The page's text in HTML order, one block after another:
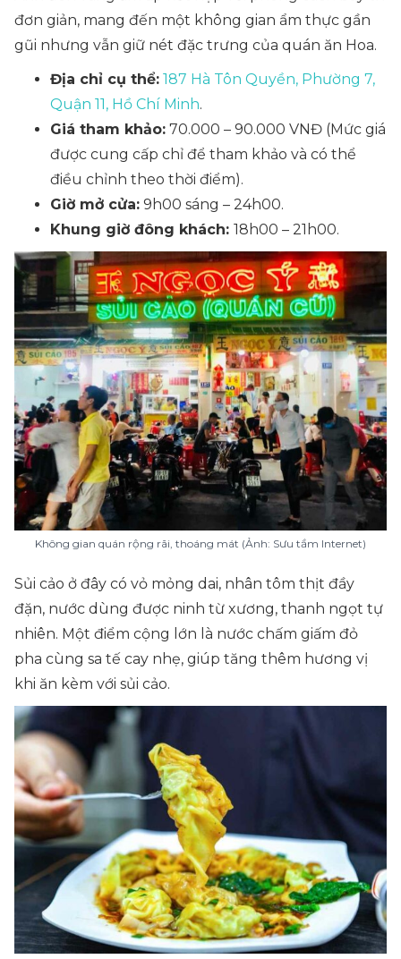
đơn giản, mang đến một không gian ẩm thực gần
gũi nhưng vẫn giữ nét đặc trưng của quán ăn Hoa.
Địa chỉ cụ thể: 187 Hà Tôn Quyền, Phường 7,
Quận 11, Hồ Chí Minh.
Giá tham khảo: 70.000 – 90.000 VNĐ (Mức giá
được cung cấp chỉ để tham khảo và có thể
điều chỉnh theo thời điểm).
Giờ mở cửa: 9h00 sáng – 24h00.
Khung giờ đông khách: 18h00 – 21h00.
Không gian quán rộng rãi, thoáng mát (Ảnh: Sưu tầm Internet)
Sủi cảo ở đây có vỏ mỏng dai, nhân tôm thịt đầy
đặn, nước dùng được ninh từ xương, thanh ngọt tự
nhiên. Một điểm cộng lớn là nước chấm giấm đỏ
pha cùng sa tế cay nhẹ, giúp tăng thêm hương vị
khi ăn kèm với sủi cảo.